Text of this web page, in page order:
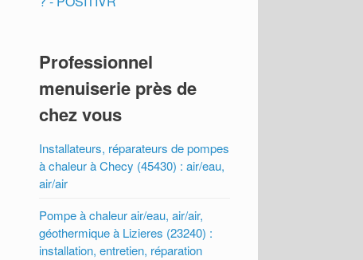
Professionnel
menuiserie près de
chez vous
Installateurs, réparateurs de pompes
à chaleur à Checy (45430) : air/eau,
air/air
Pompe à chaleur air/eau, air/air,
géothermique à Lizieres (23240) :
installation, entretien, réparation